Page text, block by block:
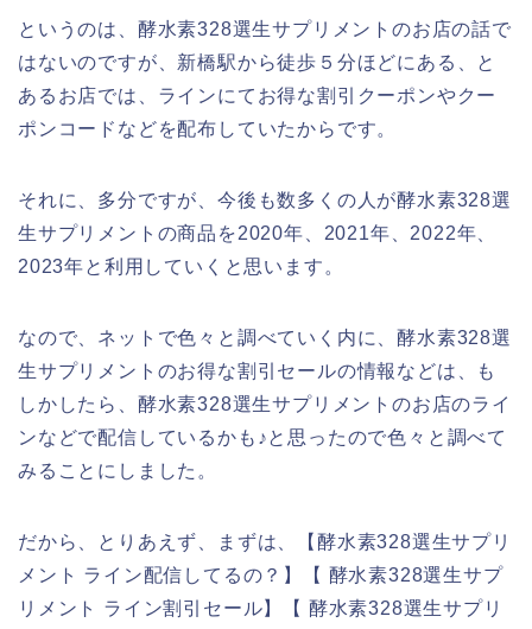
というのは、酵水素328選生サプリメントのお店の話で
はないのですが、新橋駅から徒歩５分ほどにある、と
あるお店では、ラインにてお得な割引クーポンやクー
ポンコードなどを配布していたからです。
それに、多分ですが、今後も数多くの人が酵水素328選
生サプリメントの商品を2020年、2021年、2022年、
2023年と利用していくと思います。
なので、ネットで色々と調べていく内に、酵水素328選
生サプリメントのお得な割引セールの情報などは、も
しかしたら、酵水素328選生サプリメントのお店のライ
ンなどで配信しているかも♪と思ったので色々と調べて
みることにしました。
だから、とりあえず、まずは、【酵水素328選生サプリ
メント ライン配信してるの？】【 酵水素328選生サプ
リメント ライン割引セール】【 酵水素328選生サプリ